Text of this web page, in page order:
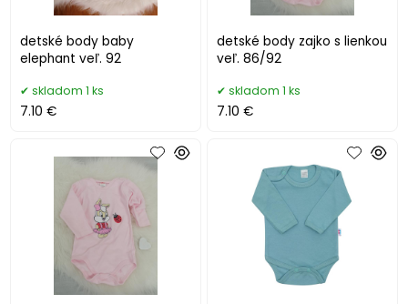
detské body baby
elephant veľ. 92
skladom 1 ks
7.10 €
detské body zajko s lienkou
veľ. 86/92
skladom 1 ks
7.10 €